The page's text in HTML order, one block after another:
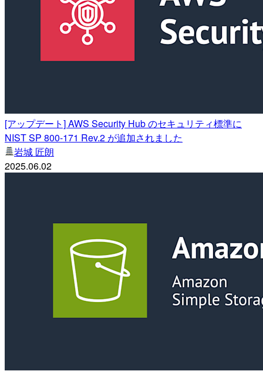
[アップデート] AWS Security Hub のセキュリティ標準に
NIST SP 800-171 Rev.2 が追加されました
岩城 匠朗
2025.06.02